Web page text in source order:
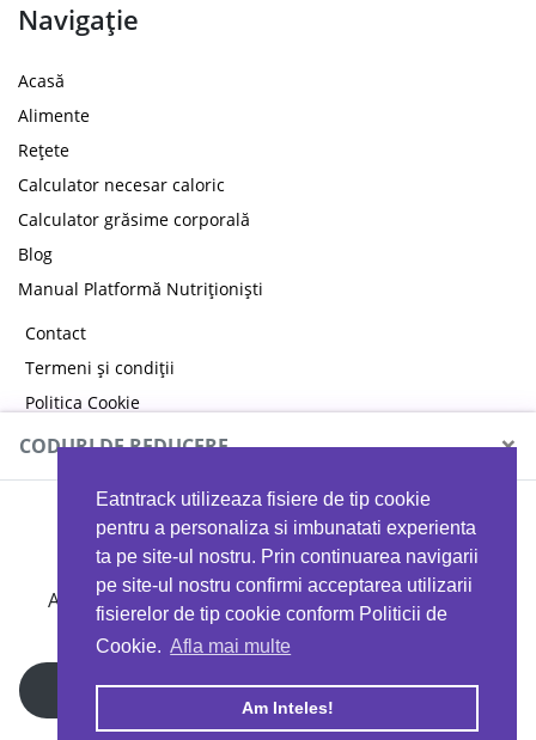
Eatntrack utilizeaza fisiere de tip cookie
pentru a personaliza si imbunatati experienta
ta pe site-ul nostru. Prin continuarea navigarii
pe site-ul nostru confirmi acceptarea utilizarii
fisierelor de tip cookie conform Politicii de
Cookie. Afla mai multe
Am Inteles!
Navigație
Acasă
Alimente
Rețete
Calculator necesar caloric
Calculator grăsime corporală
Blog
Manual Platformă Nutriționiști
Contact
Termeni și condiții
Politica Cookie
Politica de confidențialitate
Copyright © 2026 EAT & TRACK S.R.L
CODURI DE REDUCERE ×
MYPROTEIN
Ai 40%reducere la orice comandă folosind codul
EATTRACK
Profită acum